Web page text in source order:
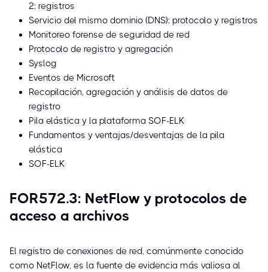
2: registros
Servicio del mismo dominio (DNS): protocolo y registros
Monitoreo forense de seguridad de red
Protocolo de registro y agregación
Syslog
Eventos de Microsoft
Recopilación, agregación y análisis de datos de
registro
Pila elástica y la plataforma SOF-ELK
Fundamentos y ventajas/desventajas de la pila
elástica
SOF-ELK
FOR572.3: NetFlow y protocolos de
acceso a archivos
El registro de conexiones de red, comúnmente conocido
como NetFlow, es la fuente de evidencia más valiosa al